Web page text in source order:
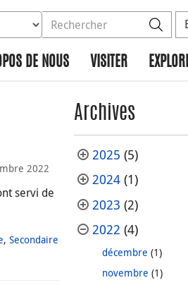
la base de données à
dans le site
DE NOUS VISITER
2022
servi de
,Secondaire
Archives
2025 (5)
2024(1)
2023 (2)
2022 (4)
décembre (1)
novembre (1)